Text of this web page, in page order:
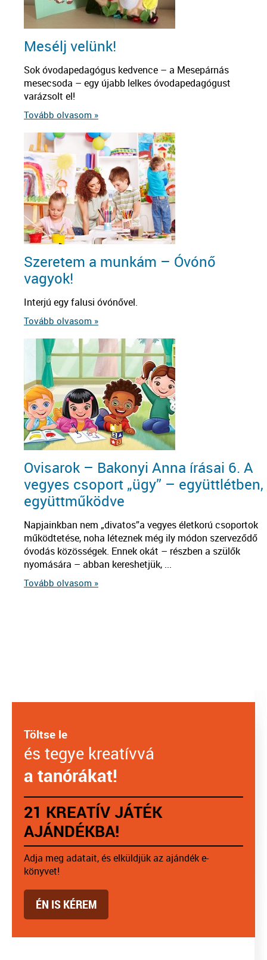
Mesélj velünk!
Sok óvodapedagógus kedvence – a Mesepárnás
mesecsoda – egy újabb lelkes óvodapedagógust
varázsolt el!
Tovább olvasom »
Szeretem a munkám – Óvónő
vagyok!
Interjú egy falusi óvónővel.
Tovább olvasom »
Ovisarok – Bakonyi Anna írásai 6. A
vegyes csoport „ügy” – együttlétben,
együttműködve
Napjainkban nem „divatos”a vegyes életkorú csoportok
működtetése, noha léteznek még ily módon szerveződő
óvodás közösségek. Ennek okát – részben a szülők
nyomására – abban kereshetjük, ...
Tovább olvasom »
Töltse le
és tegye kreatívvá
a tanórákat!
21 KREATÍV JÁTÉK
AJÁNDÉKBA!
Adja meg adatait, és elküldjük az ajándék e-
könyvet!
ÉN IS KÉREM